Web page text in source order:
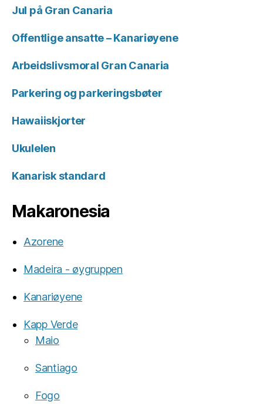
Jul på Gran Canaria
Offentlige ansatte – Kanariøyene
Arbeidslivsmoral Gran Canaria
Parkering og parkeringsbøter
Hawaiiskjorter
Ukulelen
Kanarisk standard
Makaronesia
Azorene
Madeira - øygruppen
Kanariøyene
Kapp Verde
Maio
Santiago
Fogo